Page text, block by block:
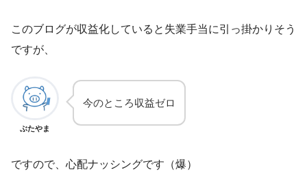
このブログが収益化していると失業手当に引っ掛かりそう
ですが、
ぶたやま
今のところ収益ゼロ
ですので、心配ナッシングです（爆）